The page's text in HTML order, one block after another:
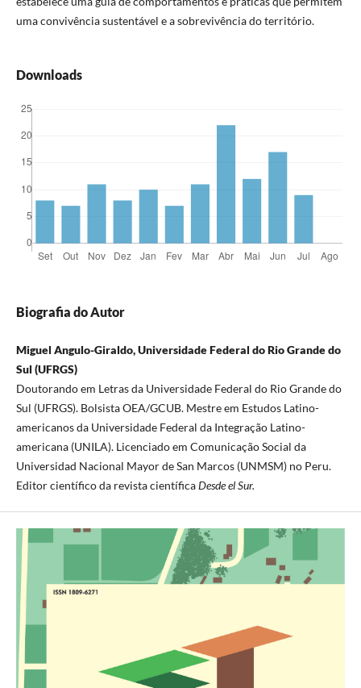
uma convivência sustentável e a sobrevivência do território.
Downloads
Biografia do Autor
Miguel Angulo-Giraldo, Universidade Federal do Rio Grande do
Sul (UFRGS)
Doutorando em Letras da Universidade Federal do Rio Grande do
Sul (UFRGS). Bolsista OEA/GCUB. Mestre em Estudos Latino-
americanos da Universidade Federal da Integração Latino-
americana (UNILA). Licenciado em Comunicação Social da
Universidad Nacional Mayor de San Marcos (UNMSM) no Peru.
Editor científico da revista científicaDesde el Sur.